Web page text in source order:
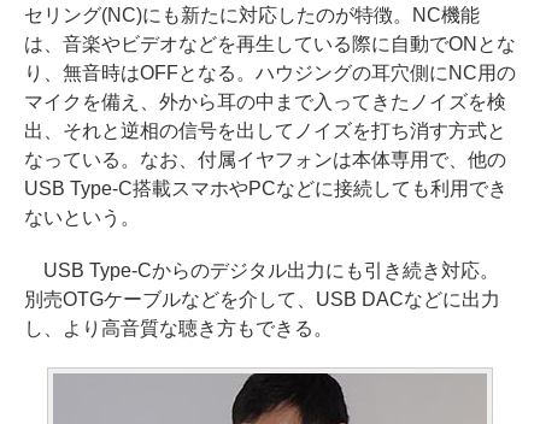
セリング(NC)にも新たに対応したのが特徴。NC機能
は、音楽やビデオなどを再生している際に自動でONとな
り、無音時はOFFとなる。ハウジングの耳穴側にNC用の
マイクを備え、外から耳の中まで入ってきたノイズを検
出、それと逆相の信号を出してノイズを打ち消す方式と
なっている。なお、付属イヤフォンは本体専用で、他の
USB Type-C搭載スマホやPCなどに接続しても利用でき
ないという。
USB Type-Cからのデジタル出力にも引き続き対応。
別売OTGケーブルなどを介して、USB DACなどに出力
し、より高音質な聴き方もできる。